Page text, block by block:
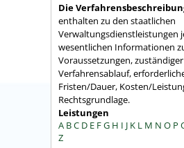
Die
enthalten zu den staatlichen
Verwaltungsdienstleistungen
wesentlichen Informationen
Voraussetzungen,
Verfahrensablauf,
Fristen/Dauer, Kosten/
Rechtsgrundlage.
Leistungen
A BC D E FG H I J K L M N O P
Z